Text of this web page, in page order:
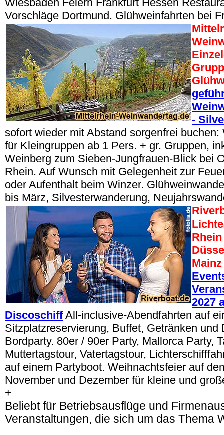
Vorschläge Dortmund. Glühweinfahrten bei
-
sofort wieder mit Abstand sorgenfrei
für Kleingruppen ab 1 Pers. + gr. Gruppen,
Weinberg zum Sieben-Jungfrauen-Blick bei
Rhein. Auf Wunsch mit Gelegenheit zur
oder Aufenthalt beim Winzer.
bis März, Silvesterwanderung,
Mainz
2027
DiscoschiffAll-inclusive-Abendfahrten auf
Sitzplatzreservierung, Buffet, Getränken und
Bordparty. 80er / 90er Party, Mallorca Party,
Muttertagstour, Vatertagstour,
auf einem Partyboot. Weihnachtsfeier auf
November und Dezember für kleine und
+
Beliebt für Betriebsausflüge und
Veranstaltungen, die sich um das Thema